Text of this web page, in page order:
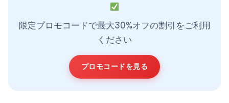
限定プロモコードで最大30%オフの割引をご利用
ください
プロモコードを見る